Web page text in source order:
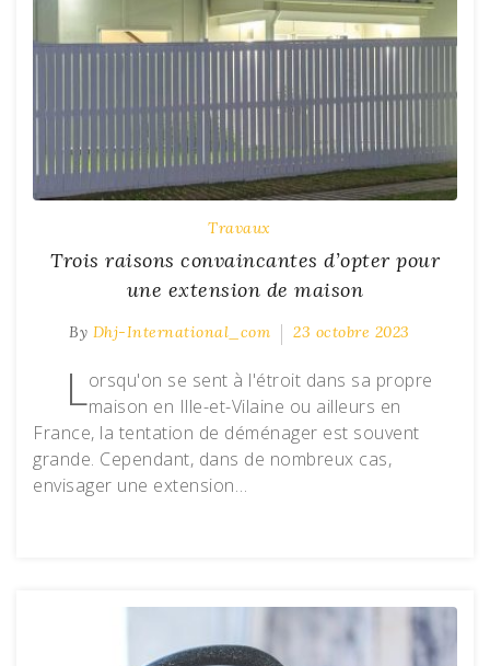
Travaux
Trois raisons convaincantes d’opter pour
une extension de maison
By Dhj-International_com 23 octobre 2023
Lorsqu'on se sent à l'étroit dans sa propre
maison en Ille-et-Vilaine ou ailleurs en
France, la tentation de déménager est souvent
grande. Cependant, dans de nombreux cas,
envisager une extension…